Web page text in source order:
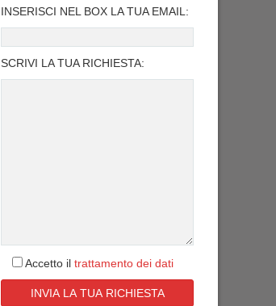
INSERISCI NEL BOX LA TUA EMAIL:
SCRIVI LA TUA RICHIESTA:
Accetto il trattamento dei dati